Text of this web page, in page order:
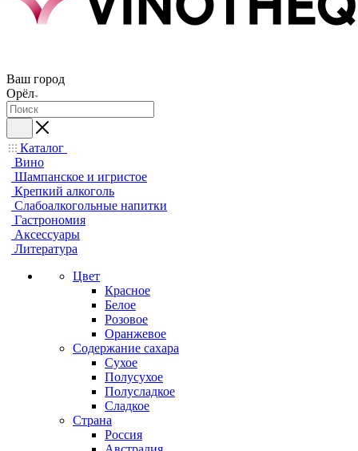
Ваш город
Орёл
Каталог
Вино
Шампанское и игристое
Крепкий алкоголь
Слабоалкогольные напитки
Гастрономия
Аксессуары
Литература
Цвет
Красное
Белое
Розовое
Оранжевое
Содержание сахара
Сухое
Полусухое
Полусладкое
Сладкое
Страна
Россия